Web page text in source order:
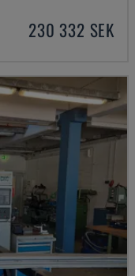
230 332 SEK